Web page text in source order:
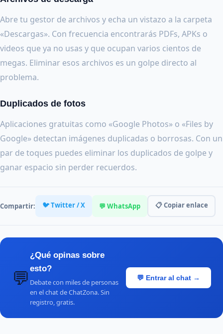
Abre tu gestor de archivos y echa un vistazo a la carpeta
«Descargas». Con frecuencia encontrarás PDFs, APKs o
videos que ya no usas y que ocupan varios cientos de
megas. Eliminar esos archivos es un golpe directo al
problema.
Duplicados de fotos
Aplicaciones gratuitas como «Google Photos» o «Files by
Google» detectan imágenes duplicadas o borrosas. Con un
par de toques puedes eliminar los duplicados de golpe y
ganar espacio sin perder recuerdos.
Compartir: 🐦 Twitter / X 💬 WhatsApp 📋 Copiar enlace
💬
¿Qué opinas sobre
esto?
Debate con miles de personas
en el chat de ChatZona. Sin
registro, gratis.
💬 Entrar al chat →